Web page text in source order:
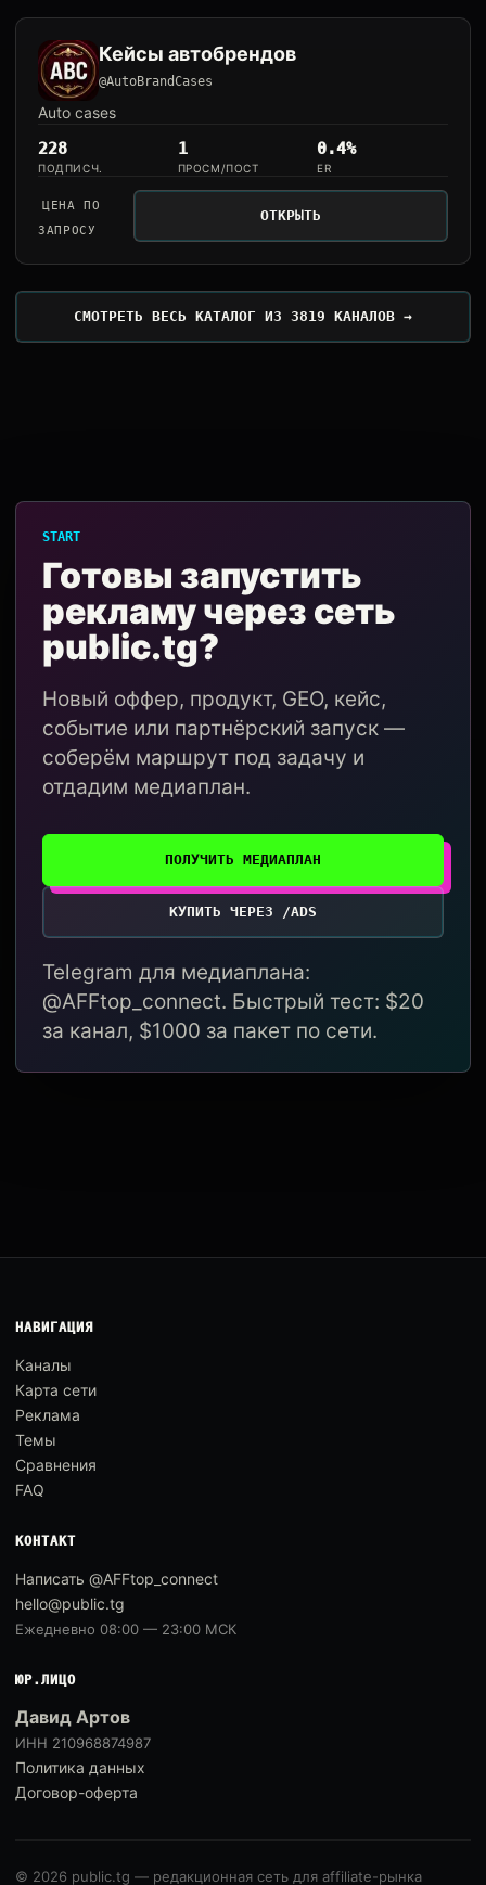
Кейсы автобрендов
@AutoBrandCases
Auto cases
228
ПОДПИСЧ.
1
ПРОСМ/ПОСТ
0.4%
ER
ЦЕНА ПО
ЗАПРОСУ
ОТКРЫТЬ
СМОТРЕТЬ ВЕСЬ КАТАЛОГ ИЗ 3819 КАНАЛОВ →
START
Готовы запустить
рекламу через сеть
public.tg?
Новый оффер, продукт, GEO, кейс,
событие или партнёрский запуск —
соберём маршрут под задачу и
отдадим медиаплан.
ПОЛУЧИТЬ МЕДИАПЛАН
КУПИТЬ ЧЕРЕЗ /ADS
Telegram для медиаплана:
@AFFtop_connect. Быстрый тест: $20
за канал, $1000 за пакет по сети.
НАВИГАЦИЯ
Каналы
Карта сети
Реклама
Темы
Сравнения
FAQ
КОНТАКТ
Написать @AFFtop_connect
hello@public.tg
Ежедневно 08:00 — 23:00 МСК
ЮР.ЛИЦО
Давид Артов
ИНН 210968874987
Политика данных
Договор-оферта
© 2026 public.tg — редакционная сеть для affiliate-рынка